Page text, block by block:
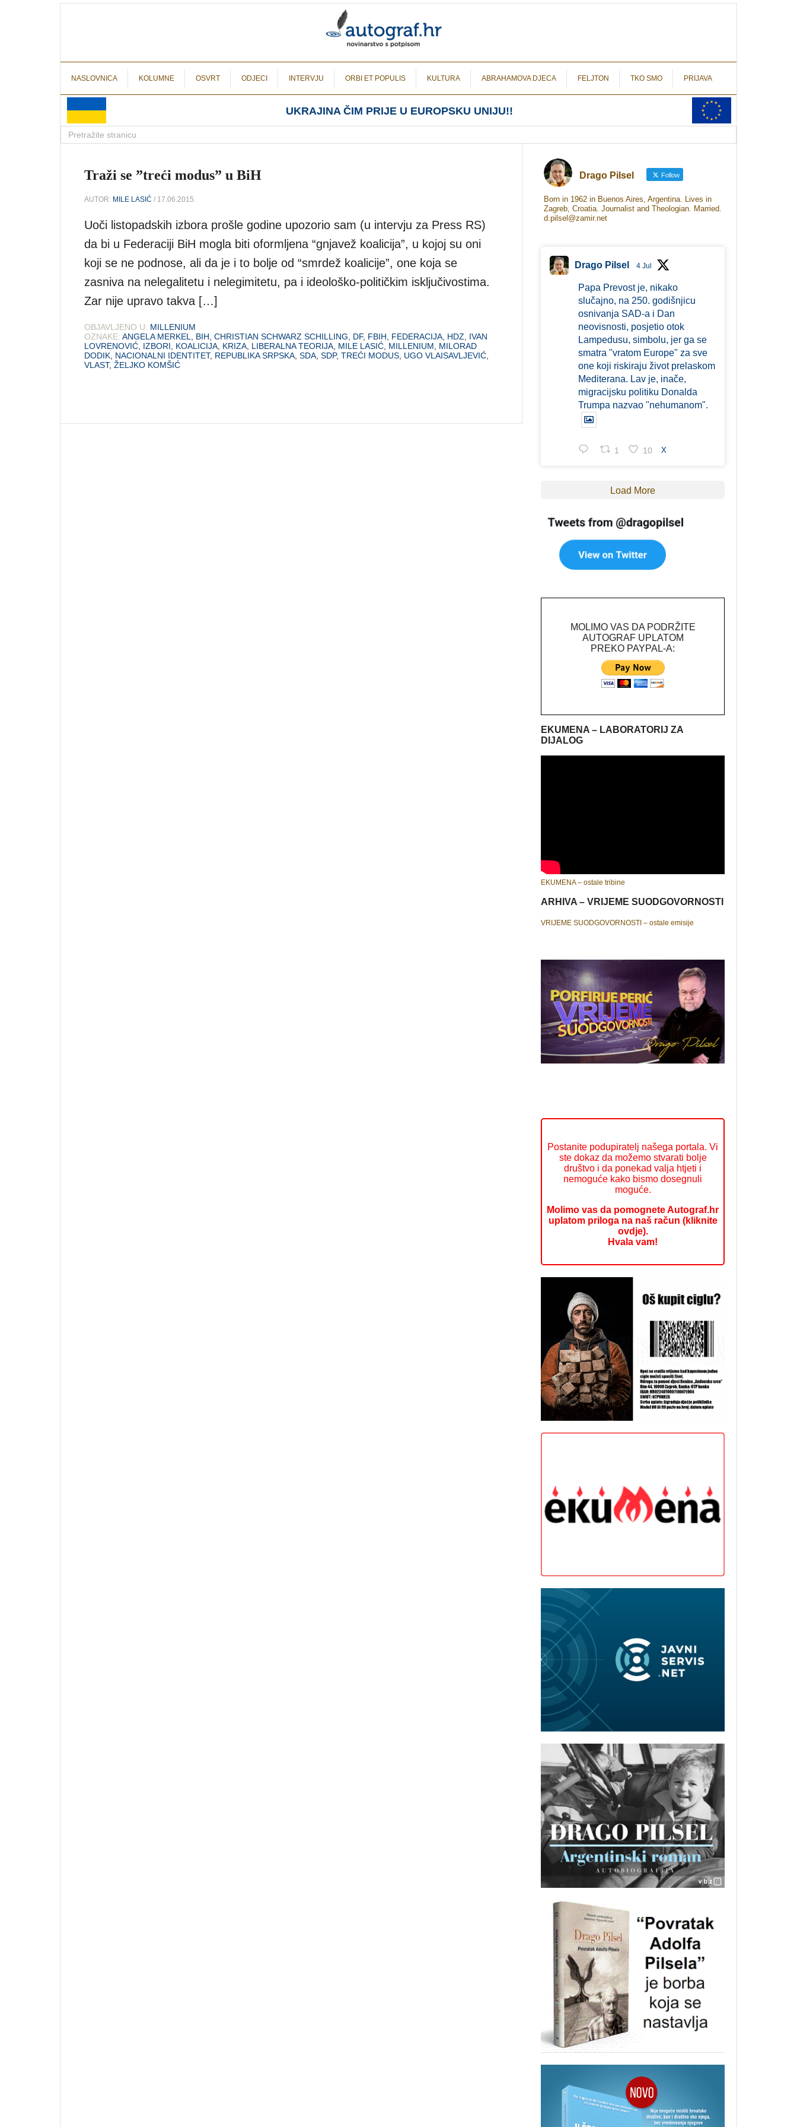
NASLOVNICA KOLUMNE OSVRT ODJECI INTERVJU ORBI ET POPULIS KULTURA ABRAHAMOVA DJECA FELJTON TKO SMO PRIJAVA
UKRAJINA ČIM PRIJE U EUROPSKU UNIJU!!
Traži se ”treći modus” u BiH
AUTOR: MILE LASIĆ / 17.06.2015.
Uoči listopadskih izbora prošle godine upozorio sam (u intervju za Press RS)
da bi u Federaciji BiH mogla biti oformljena “gnjavež koalicija”, u kojoj su oni
koji se ne podnose, ali da je i to bolje od “smrdež koalicije”, one koja se
zasniva na nelegalitetu i nelegimitetu, pa i ideološko-političkim isključivostima.
Zar nije upravo takva […]
OBJAVLJENO U: MILLENIUM
OZNAKE: ANGELA MERKEL BIH CHRISTIAN SCHWARZ SCHILLING DF, FBIH FEDERACIJA HDZ
IVAN
LOVRENOVIĆ IZBORI KOALICIJA KRIZA LIBERALNA TEORIJA MILE LASIĆ MILLENIUM
MILORAD
DODIK NACIONALNI IDENTITET, REPUBLIKA SRPSKA SDA SDP, TREĆI MODUS UGO VLAISAVLJEVIĆ
VLAST, ŽELJKO KOMŠIĆ
Drago Pilsel Follow
Born in 1962 in Buenos Aires, Argentina. Lives in
Zagreb, Croatia. Journalist and Theologian. Married.
d.pilsel@zamir.net
Drago Pilsel 4 Jul
Papa Prevost je, nikako
slučajno, na 250. godišnjicu
osnivanja SAD-a i Dan
neovisnosti, posjetio otok
Lampedusu, simbolu, jer ga se
smatra "vratom Europe" za sve
one koji riskiraju život prelaskom
Mediterana. Lav je, inače,
migracijsku politiku Donalda
Trumpa nazvao "nehumanom".
1 10 X
Load More
MOLIMO VAS DA PODRŽITE
AUTOGRAF UPLATOM
PREKO PAYPAL-A:
EKUMENA – LABORATORIJ ZA
DIJALOG
EKUMENA – ostale tribine
ARHIVA – VRIJEME SUODGOVORNOSTI
VRIJEME SUODGOVORNOSTI – ostale emisije
Postanite podupiratelj našega portala. Vi
ste dokaz da možemo stvarati bolje
društvo i da ponekad valja htjeti i
nemoguće kako bismo dosegnuli
moguće.
Molimo vas da pomognete Autograf.hr
uplatom priloga na naš račun (kliknite
ovdje).
Hvala vam!